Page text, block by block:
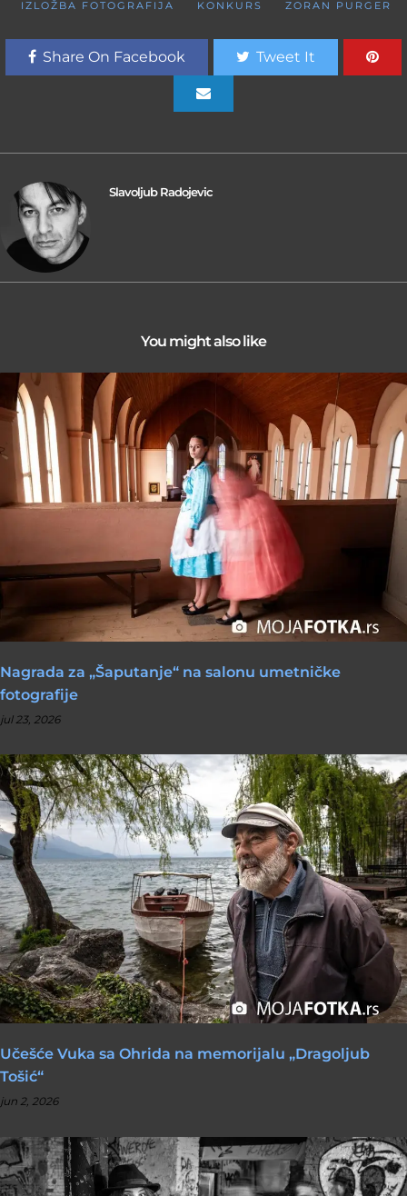
IZLOŽBA FOTOGRAFIJA KONKURS ZORAN PURGER
Share On Facebook Tweet It
Slavoljub Radojevic
You might also like
Nagrada za „Šaputanje“ na salonu umetničke
fotografije
jul 23, 2026
Učešće Vuka sa Ohrida na memorijalu „Dragoljub
Tošić“
jun 2, 2026